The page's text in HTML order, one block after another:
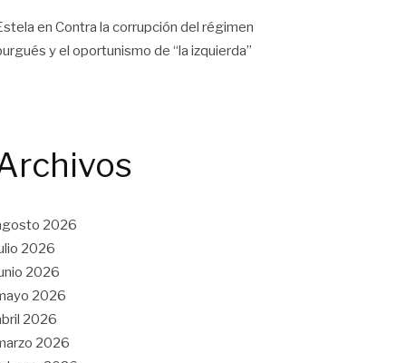
en Contra la corrupción del régimen
y el oportunismo de “la izquierda”
2026
2026
2026
2026
2026
2026